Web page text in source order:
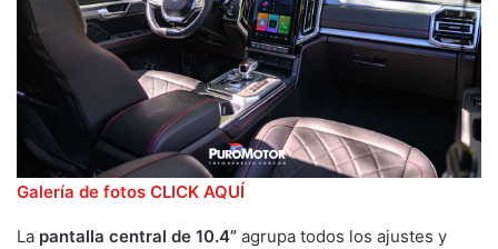
Galería de fotos CLICK AQUÍ
La pantalla central de 10.4” agrupa todos los ajustes y